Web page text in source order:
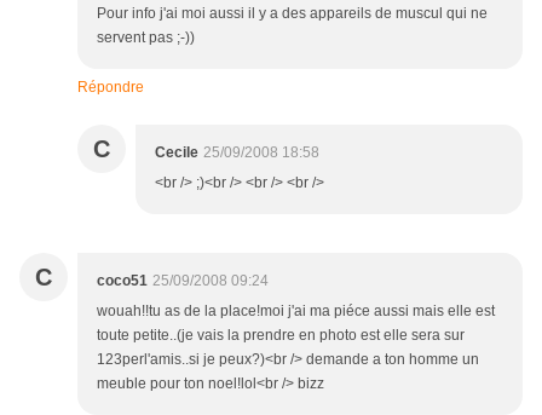
Pour info j'ai moi aussi il y a des appareils de muscul qui ne
servent pas ;-))
Répondre
C Cecile 25/09/2008 18:58
<br /> ;)<br /> <br /> <br />
C coco51 25/09/2008 09:24
wouah!!tu as de la place!moi j'ai ma piéce aussi mais elle est
toute petite..(je vais la prendre en photo est elle sera sur
123perl'amis..si je peux?)<br /> demande a ton homme un
meuble pour ton noel!lol<br /> bizz